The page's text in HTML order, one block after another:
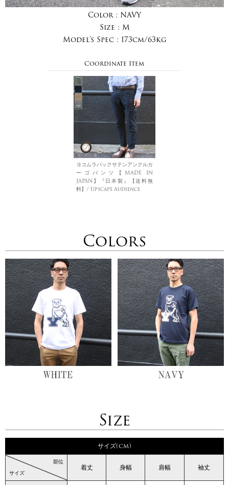
Color : NAVY
Size : M
Model's Spec : 173cm/63kg
Coordinate Item
ヨコムラバックサテンアンクルカ
ーゴパンツ【MADE IN
JAPAN】『日本製』【送料無
料】/ Upscape Audience
Colors
Size
サイズ(cm)
サイズ
部位
着丈 身幅 肩幅 袖丈